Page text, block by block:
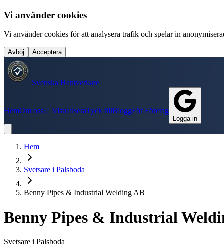
Vi använder cookies
Vi använder cookies för att analysera trafik och spelar in
Avböj Acceptera
Svenska Hantverkare
HemOm oss✨ VisualiseraTyck tillBloggFör Företag
Logga in
Hem
Svetsare i Palsboda
Benny Pipes & Industrial Welding AB
Benny Pipes & Industrial
Svetsare i Palsboda